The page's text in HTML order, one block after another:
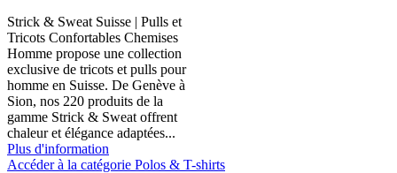
Strick & Sweat Suisse | Pulls et
Tricots Confortables Chemises
Homme propose une collection
exclusive de tricots et pulls pour
homme en Suisse. De Genève à
Sion, nos 220 produits de la
gamme Strick & Sweat offrent
chaleur et élégance adaptées...
Plus d'information
Accéder à la catégorie Polos & T-shirts